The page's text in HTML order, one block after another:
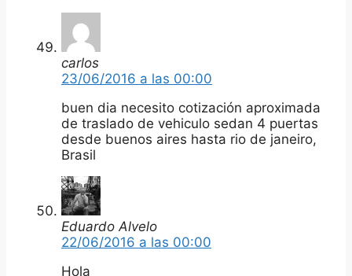
carlos
23/06/2016 a las 00:00
buen dia necesito cotización aproximada
de traslado de vehiculo sedan 4 puertas
desde buenos aires hasta rio de janeiro,
Brasil
Eduardo Alvelo
22/06/2016 a las 00:00
Hola